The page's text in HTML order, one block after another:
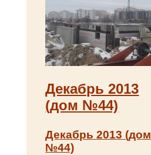
Декабрь 2013
(дом №44)
Декабрь 2013 (дом
№44)